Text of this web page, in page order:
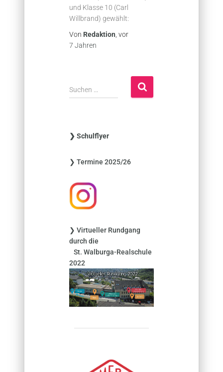
und Klasse 10 (Carl
Willbrand) gewählt:
Von Redaktion , vor
7 Jahren
S
u
n
a
h
:
Suchen …
❯ Schulflyer
❯ Termine 2025/26
❯ Virtueller Rundgang
durch die
St. Walburga-Realschule
2022